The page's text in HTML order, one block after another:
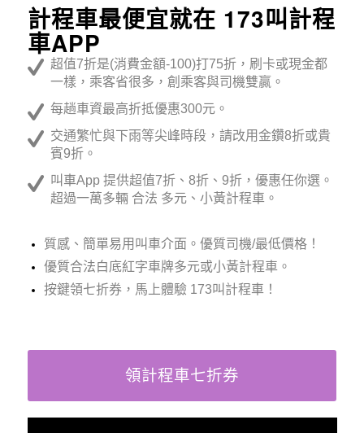
計程車最便宜就在 173叫計程
車APP
超值7折是(消費金額-100)打75折，刷卡或現金都
一樣，乘客省很多，創乘客與司機雙贏。
每趟車資最高折抵優惠300元。
交通繁忙與下雨等尖峰時段，請改用金鑽8折或貴
賓9折。
叫車App 提供超值7折、8折、9折，優惠任你選。
超過一萬多輛 合法 多元、小黃計程車。
質感、簡單易用叫車介面。 優質司機/最低價格！
優質合法白底紅字車牌多元或小黃計程車。
按鍵領七折券，馬上體驗 173叫計程車！
領計程車七折券